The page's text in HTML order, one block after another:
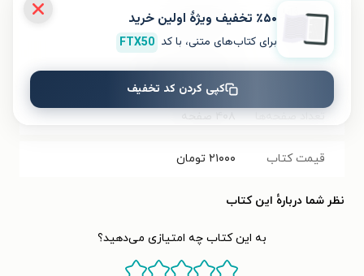
حجم فایل
کتاب
۷.۲۷ مگابایت
شابک ۹۷۸۶۰۰۸۳۷۸۴۳۳
تعداد صفحه‌ها ۴۰۸ صفحه
قیمت کتاب ۲۱۰۰۰ تومان
نظر شما دربارهٔ این کتاب
به این کتاب چه امتیازی می‌دهید؟
٪۵۰ تخفیف ویژۀ اولین خرید
برای کتاب‌های متنی، با کد FTX50
کپی کردن کد تخفیف